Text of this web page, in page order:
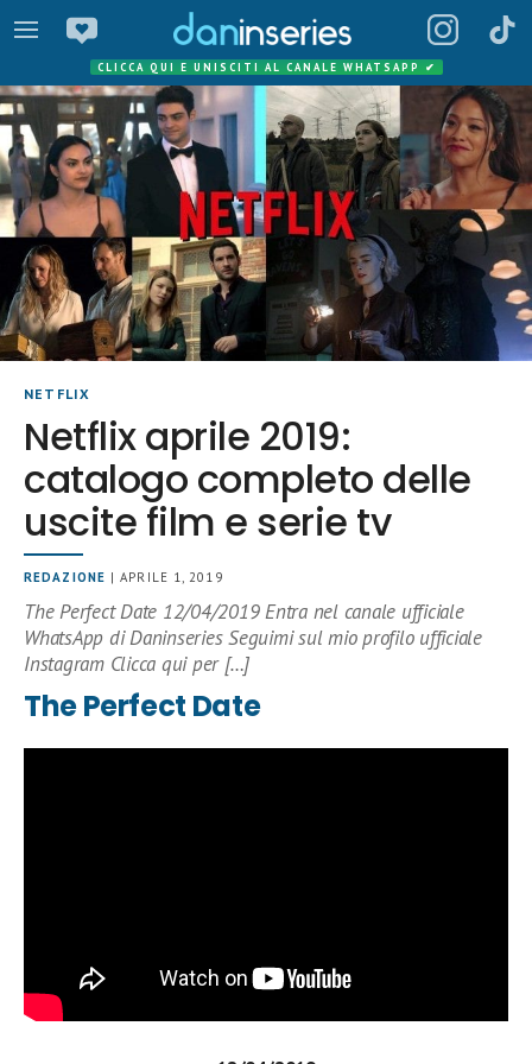
CLICCA QUI E UNISCITI AL CANALE WHATSAPP ✔
NETFLIX
Netflix aprile 2019:
catalogo completo delle
uscite film e serie tv
REDAZIONE | APRILE 1, 2019
The Perfect Date 12/04/2019 Entra nel canale ufficiale
WhatsApp di Daninseries Seguimi sul mio profilo ufficiale
Instagram Clicca qui per […]
The Perfect Date